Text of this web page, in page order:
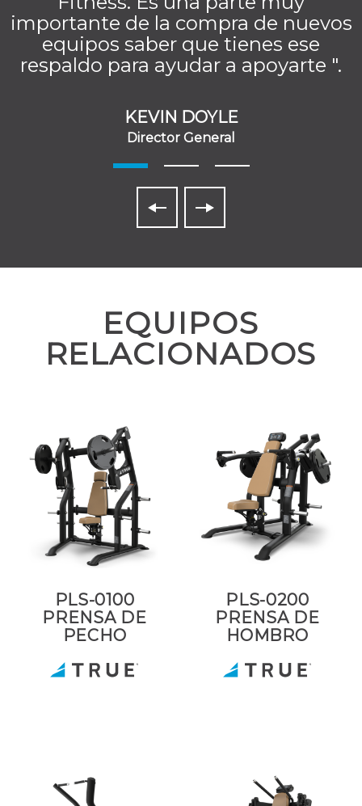
importante de la compra de nuevos
equipos saber que tienes ese
respaldo para ayudar a apoyarte ".
KEVIN DOYLE
Director General
EQUIPOS
RELACIONADOS
PLS-0100
PRENSA DE
PECHO
PLS-0200
PRENSA DE
HOMBRO